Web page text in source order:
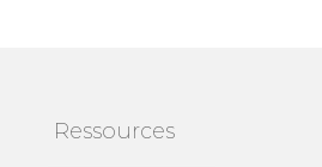
Ressources